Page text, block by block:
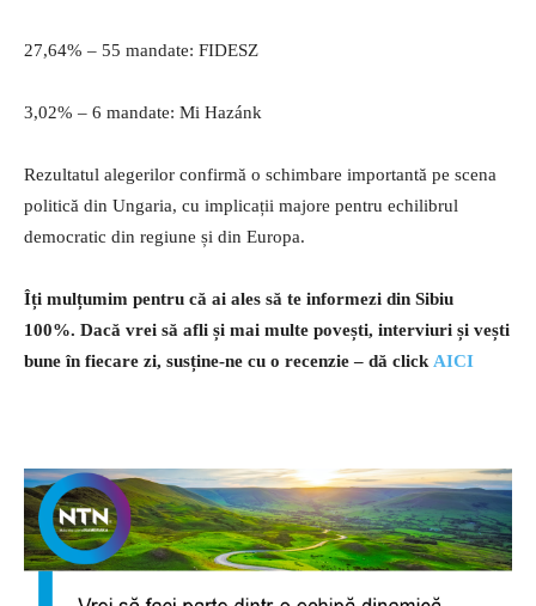
27,64% – 55 mandate: FIDESZ
3,02% – 6 mandate: Mi Hazánk
Rezultatul alegerilor confirmă o schimbare importantă pe scena
politică din Ungaria, cu implicații majore pentru echilibrul
democratic din regiune și din Europa.
Îți mulțumim pentru că ai ales să te informezi din Sibiu
100%. Dacă vrei să afli și mai multe povești, interviuri și vești
bune în fiecare zi, susține-ne cu o recenzie – dă clickAICI